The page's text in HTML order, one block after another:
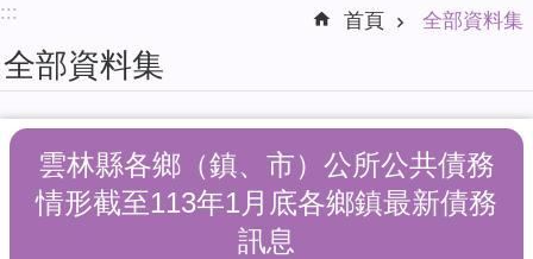
擬
系
統
育
::: 首頁 全部資料集
全部資料集
雲林縣各鄉（鎮、市）公所公共債務
情形截至113年1月底各鄉鎮最新債務
訊息